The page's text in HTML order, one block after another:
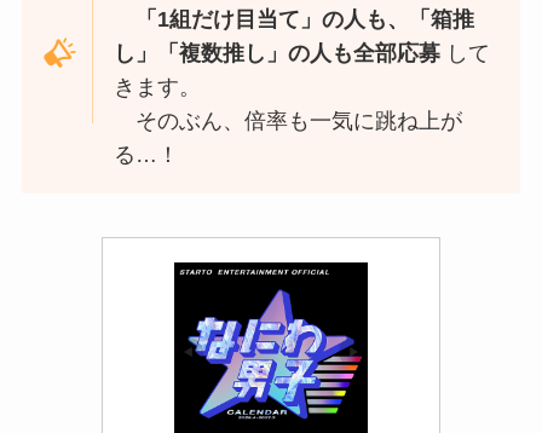
「1組だけ目当て」の人も、「箱推
し」「複数推し」の人も全部応募 して
きます。
そのぶん、倍率も一気に跳ね上が
る…！